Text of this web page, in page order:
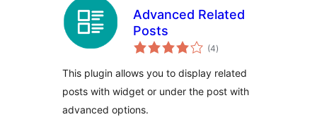
Advanced Related
Posts
(4toplam
puan
)
This plugin allows you to display related
posts with widget or under the post with
advanced options.